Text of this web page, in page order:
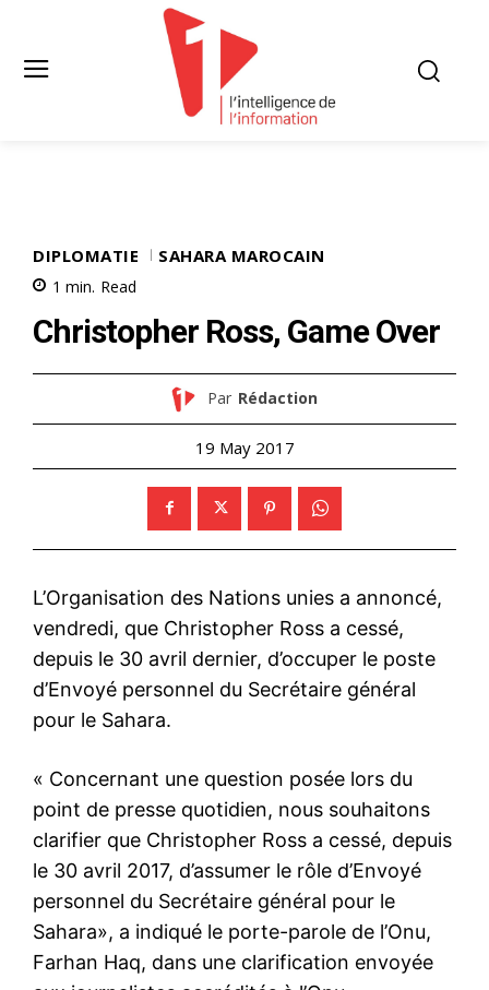
DIPLOMATIE SAHARA MAROCAIN
1 min. Read
Christopher Ross, Game Over
Par Rédaction
19 May 2017
L’Organisation des Nations unies a annoncé,
vendredi, que Christopher Ross a cessé,
depuis le 30 avril dernier, d’occuper le poste
d’Envoyé personnel du Secrétaire général
pour le Sahara.
« Concernant une question posée lors du
point de presse quotidien, nous souhaitons
clarifier que Christopher Ross a cessé, depuis
le 30 avril 2017, d’assumer le rôle d’Envoyé
personnel du Secrétaire général pour le
Sahara», a indiqué le porte-parole de l’Onu,
Farhan Haq, dans une clarification envoyée